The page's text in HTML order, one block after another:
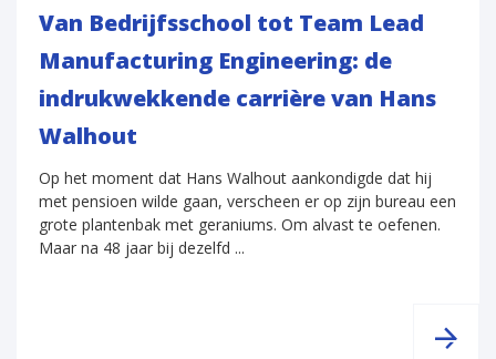
Van Bedrijfsschool tot Team Lead
Manufacturing Engineering: de
indrukwekkende carrière van Hans
Walhout
Op het moment dat Hans Walhout aankondigde dat hij
met pensioen wilde gaan, verscheen er op zijn bureau een
grote plantenbak met geraniums. Om alvast te oefenen.
Maar na 48 jaar bij dezelfd ...